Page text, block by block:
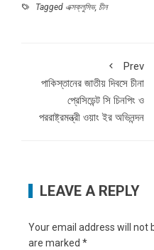
Tagged এক্সক্লুসিভ, চীন
Prev
পাকিস্তানের জাতীয় দিবসে চীনা
প্রেসিডেন্ট সি চিনপিং ও
পররাষ্ট্রমন্ত্রী ওয়াং ইর অভিনন্দন
LEAVE A REPLY
Your email address will not
are marked *